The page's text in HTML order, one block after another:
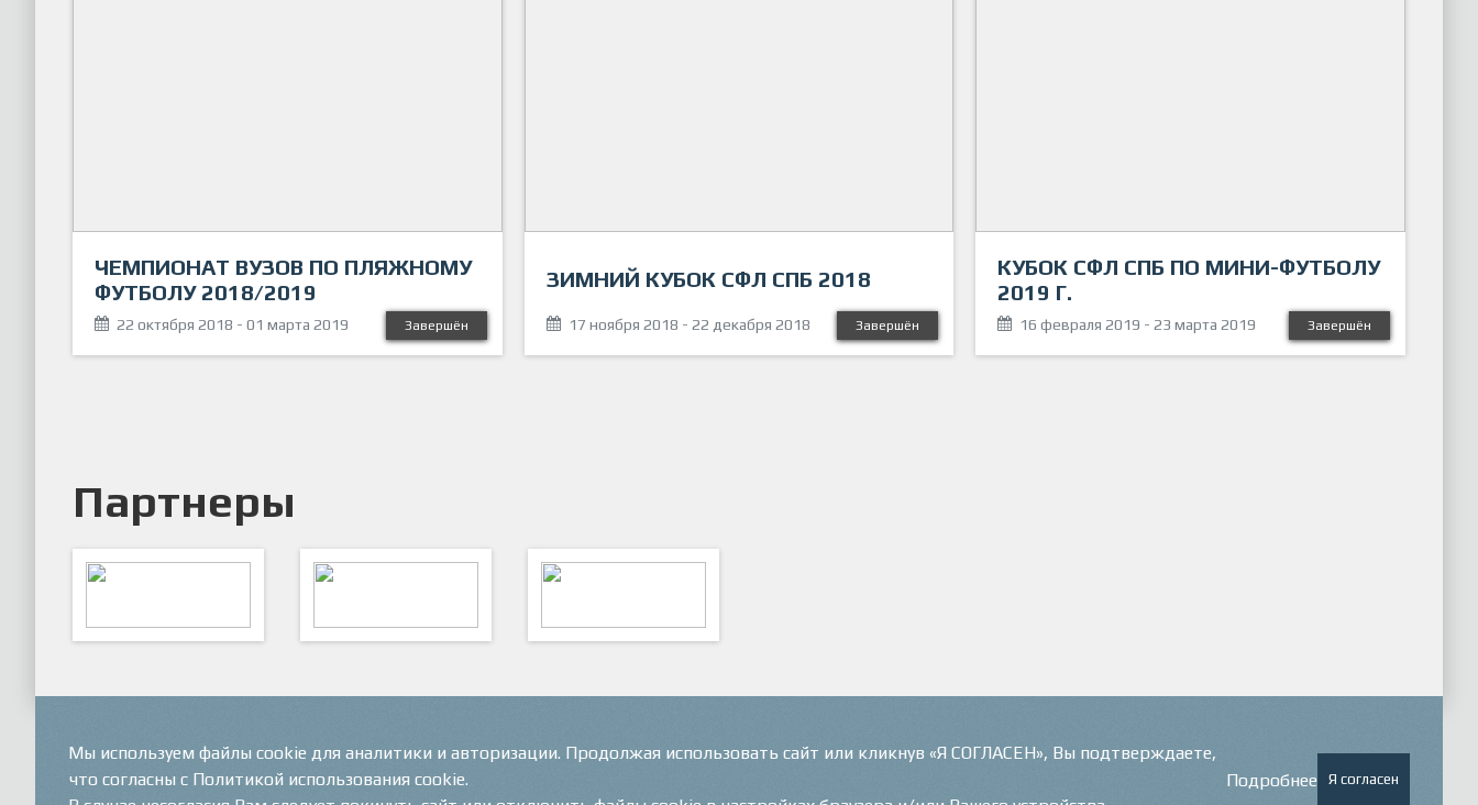
ЧЕМПИОНАТ ВУЗОВ ПО ПЛЯЖНОМУ
ФУТБОЛУ 2018/2019
22 октября 2018 - 01 марта 2019 Завершён
ЗИМНИЙ КУБОК СФЛ СПБ 2018
17 ноября 2018 - 22 декабря 2018 Завершён
КУБОК СФЛ СПБ ПО МИНИ-ФУТБОЛУ
2019 Г.
16 февраля 2019 - 23 марта 2019 Завершён
Партнеры
Мы используем файлы cookie для аналитики и авторизации. Продолжая использовать сайт или кликнув «Я СОГЛАСЕН», Вы подтверждаете,
что согласны с Политикой использования cookie.
Подробнее Я согласен